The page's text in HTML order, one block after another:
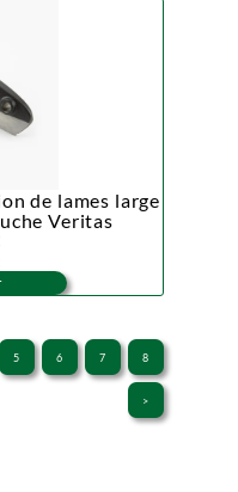
de lames large
Veritas
5 6 7 8
>